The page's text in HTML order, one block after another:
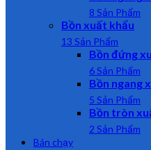
8 Sản Phẩm
Bồn xuất khẩu
13 Sản Phẩm
Bồn đứng
6 Sản Phẩm
Bồn ngang
5 Sản Phẩm
Bồn tròn
2 Sản Phẩm
Bán chạy